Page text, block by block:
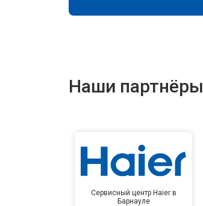
Наши партнёры
Сервисный центр Haier в
Барнауле